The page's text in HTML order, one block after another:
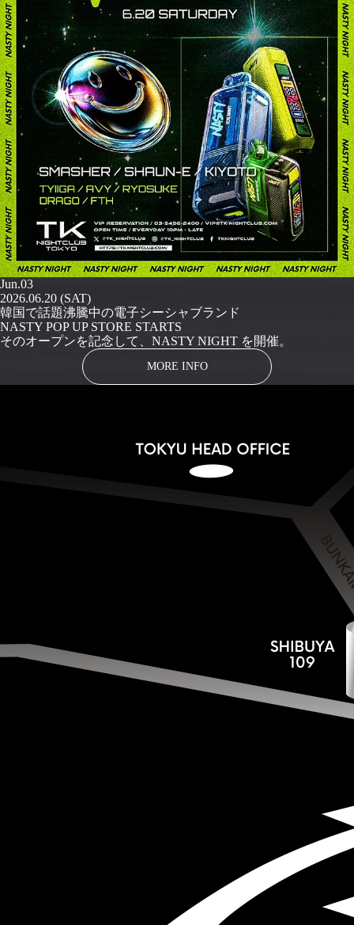
Jun.03
2026.06.20 (SAT)
韓国で話題沸騰中の電子シーシャブランド
NASTY POP UP STORE STARTS
そのオープンを記念して、NASTY NIGHT を開催。
MORE INFO